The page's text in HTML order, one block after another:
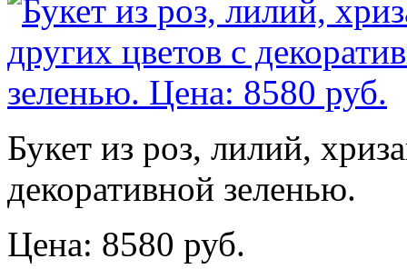
Букет из роз, лилий,
декоративной зеленью.
Цена: 8580 руб.